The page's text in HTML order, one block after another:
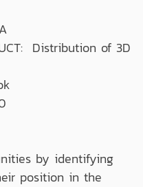
Distribution of 3D
by identifying
position in the